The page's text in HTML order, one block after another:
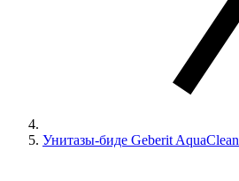
Унитазы-биде Geberit AquaClean